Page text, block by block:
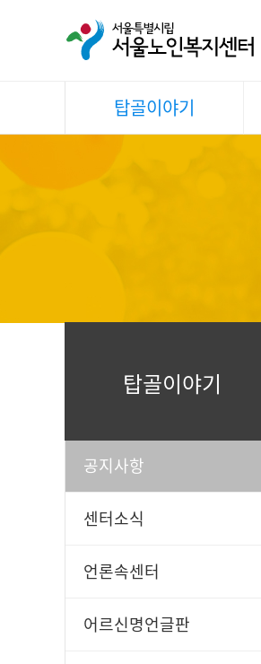
탑골이야기
자료실
일과봉사
탑골이야기
공지사항
센터소식
언론속센터
어르신명언글판